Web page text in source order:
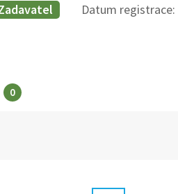
Datum registrace:
0